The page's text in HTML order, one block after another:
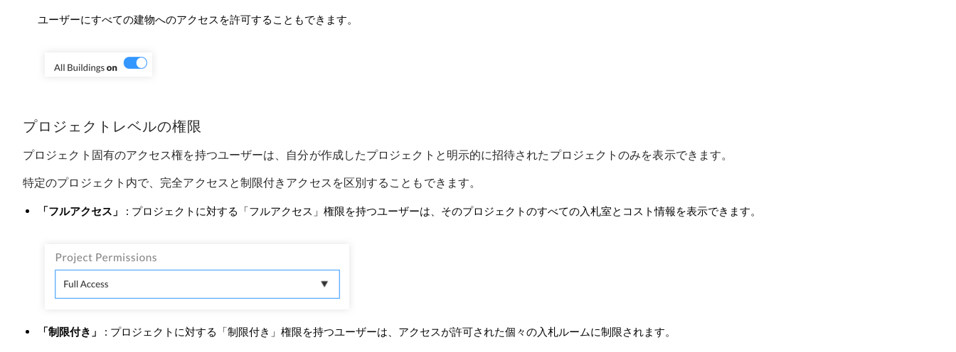
ユーザーにすべての建物へのアクセスを許可することもできます。
プロジェクトレベルの権限
プロジェクト固有のアクセス権を持つユーザーは、自分が作成したプロジェクトと明示的に招待されたプロジェクトのみを表示できます。
特定のプロジェクト内で、完全アクセスと制限付きアクセスを区別することもできます。
「フルアクセス」 : プロジェクトに対する「フルアクセス」権限を持つユーザーは、そのプロジェクトのすべての入札室とコスト情報を表示できます。
「制限付き」 : プロジェクトに対する「制限付き」権限を持つユーザーは、アクセスが許可された個々の入札ルームに制限されます。